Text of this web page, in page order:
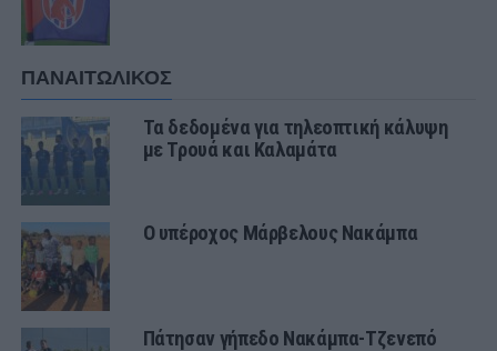
ΠΑΝΑΙΤΩΛΙΚΟΣ
Τα δεδομένα για τηλεοπτική κάλυψη
με Τρουά και Καλαμάτα
Ο υπέροχος Μάρβελους Νακάμπα
Πάτησαν γήπεδο Νακάμπα-Τζενεπό